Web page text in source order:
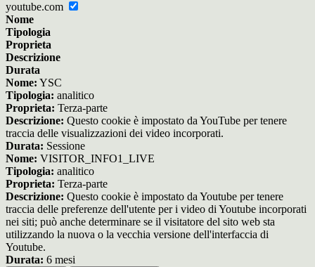
youtube.com
Nome
Tipologia
Proprieta
Descrizione
Durata
Nome: YSC
Tipologia: analitico
Proprieta: Terza-parte
Descrizione: Questo cookie è impostato da YouTube per tenere
traccia delle visualizzazioni dei video incorporati.
Durata: Sessione
Nome: VISITOR_INFO1_LIVE
Tipologia: analitico
Proprieta: Terza-parte
Descrizione: Questo cookie è impostato da Youtube per tenere
traccia delle preferenze dell'utente per i video di Youtube incorporati
nei siti; può anche determinare se il visitatore del sito web sta
utilizzando la nuova o la vecchia versione dell'interfaccia di
Youtube.
Durata: 6 mesi